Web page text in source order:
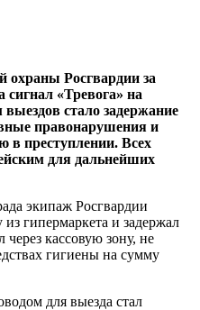
охраны Росгвардии за
сигнал «Тревога» на
стало задержание
правонарушения и
в преступлении. Всех
для дальнейших
экипаж Росгвардии
гипермаркета и задержал
кассовую зону, не
гигиены на сумму
для выезда стал